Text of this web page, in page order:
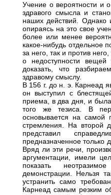
Учение о вероятности и
здравого смысла и
наших действий. Однако
опираясь на это свое
более или менее
какое-нибудь отдельное
за него, так и против
о недоступности вещей
доказать, что
здравому смыслу.
В 156 г. до н. э. Карнеад
он выступил с
приема, в два дня, и
того же тезиса. В
основывается на самой
стремления. На второй
представил
предназначенное только
Вряд ли эти речи,
аргументации, имели
показать
демонстрации. Нельзя
устранить само
Карнеад самым резким